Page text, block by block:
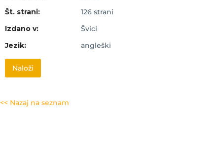
Št. strani:
126 strani
Izdano v:
Švici
Jezik:
angleški
Naloži
<< Nazaj na seznam